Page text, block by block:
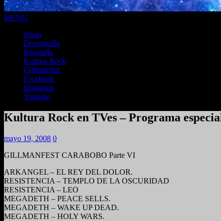
MENU
Inicio
Discografía
Biografía
Kultura Rock
Gillmanfest
Facebook
Instagram
Youtube
Kultura Rock en TVes – Programa
mayo 19, 2008 0
GILLMANFEST CARABOBO Parte VI
ARKANGEL – EL REY DEL DOLOR.
RESISTENCIA – TEMPLO DE LA OSCURIDAD
RESISTENCIA – LEO
MEGADETH – PEACE SELLS.
MEGADETH – WAKE UP DEAD.
MEGADETH – HOLY WARS.